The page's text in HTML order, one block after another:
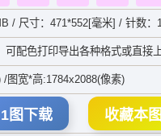
/ 尺寸：471*552[毫米] / 针数
配色打印导出各种格式或直接
图宽*高:1784x2088(像素)
图下载 收藏本图